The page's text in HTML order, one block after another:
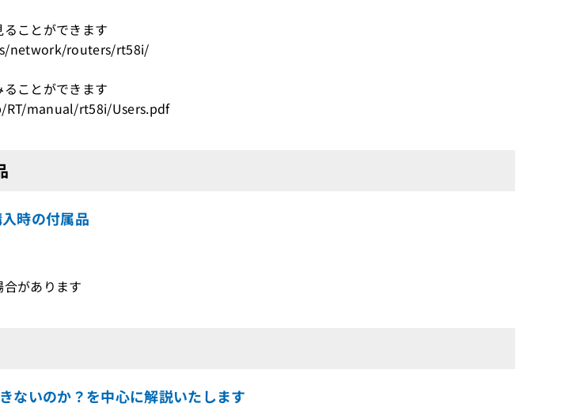
ことができます
network/routers/rt58i/
ことができます
manual/rt58i/Users.pdf
時の付属品
があります
ないのか？を中心に解説いたします